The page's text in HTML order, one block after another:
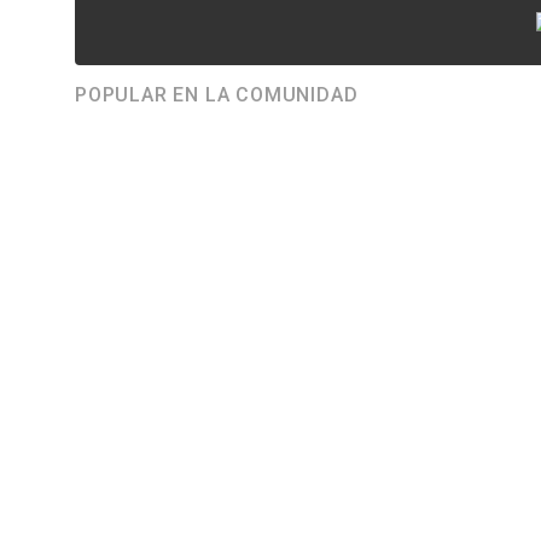
POPULAR EN LA COMUNIDAD